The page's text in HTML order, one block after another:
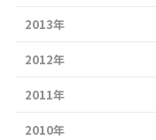
2013年
2012年
2011年
2010年